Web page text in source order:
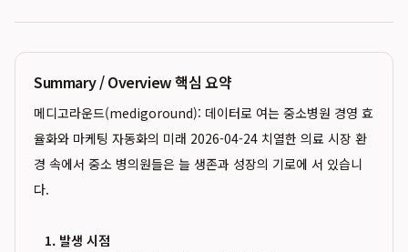
Summary / Overview 핵심 요약
메디고라운드(medigoround): 데이터로 여는 중소병원 경영 효
율화와 마케팅 자동화의 미래 2026-04-24 치열한 의료 시장 환
경 속에서 중소 병의원들은 늘 생존과 성장의 기로에 서 있습니
다.
1. 발생 시점